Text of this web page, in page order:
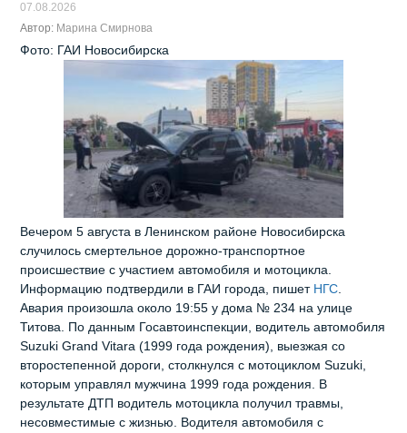
07.08.2026
Автор: Марина Смирнова
Фото: ГАИ Новосибирска
Вечером 5 августа в Ленинском районе Новосибирска
случилось смертельное дорожно‑транспортное
происшествие с участием автомобиля и мотоцикла.
Информацию подтвердили в ГАИ города, пишет НГС.
Авария произошла около 19:55 у дома № 234 на улице
Титова. По данным Госавтоинспекции, водитель автомобиля
Suzuki Grand Vitara (1999 года рождения), выезжая со
второстепенной дороги, столкнулся с мотоциклом Suzuki,
которым управлял мужчина 1999 года рождения. В
результате ДТП водитель мотоцикла получил травмы,
несовместимые с жизнью. Водителя автомобиля с